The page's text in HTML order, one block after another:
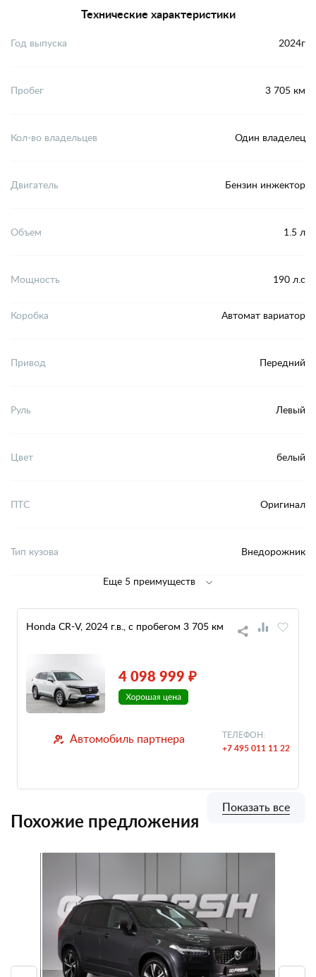
Технические характеристики
Год выпуска 2024г
Пробег 3 705 км
Кол-во владельцев Один владелец
Двигатель Бензин инжектор
Объем 1.5 л
Мощность 190 л.с
Коробка Автомат вариатор
Привод Передний
Руль Левый
Цвет белый
ПТС Оригинал
Тип кузова Внедорожник
Еще 5 преимуществ
Honda CR-V, 2024 г.в., с пробегом 3 705 км
4 098 999 ₽
Автомобиль партнера ТЕЛЕФОН:
+7 495 011 11 22
Похожие предложения
Показать все